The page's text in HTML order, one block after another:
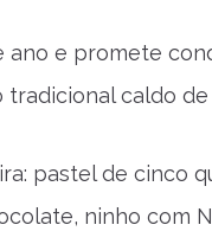
e promete
caldo de
pastel de cinco
ninho com